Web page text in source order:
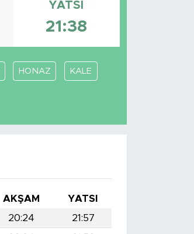
YATSI
21:38
HONAZ KALE
AKŞAM
YATSI
20:24
21:57